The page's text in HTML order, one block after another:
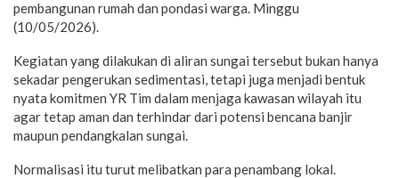
pembangunan rumah dan pondasi warga. Minggu
(10/05/2026).
Kegiatan yang dilakukan di aliran sungai tersebut bukan hanya
sekadar pengerukan sedimentasi, tetapi juga menjadi bentuk
nyata komitmen YR Tim dalam menjaga kawasan wilayah itu
agar tetap aman dan terhindar dari potensi bencana banjir
maupun pendangkalan sungai.
Normalisasi itu turut melibatkan para penambang lokal.